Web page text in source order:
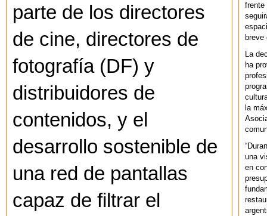
parte de los directores
de cine, directores de
fotografía (DF) y
distribuidores de
contenidos, y el
desarrollo sostenible de
una red de pantallas
capaz de filtrar el
frente
breve
La
ha
la
una
en